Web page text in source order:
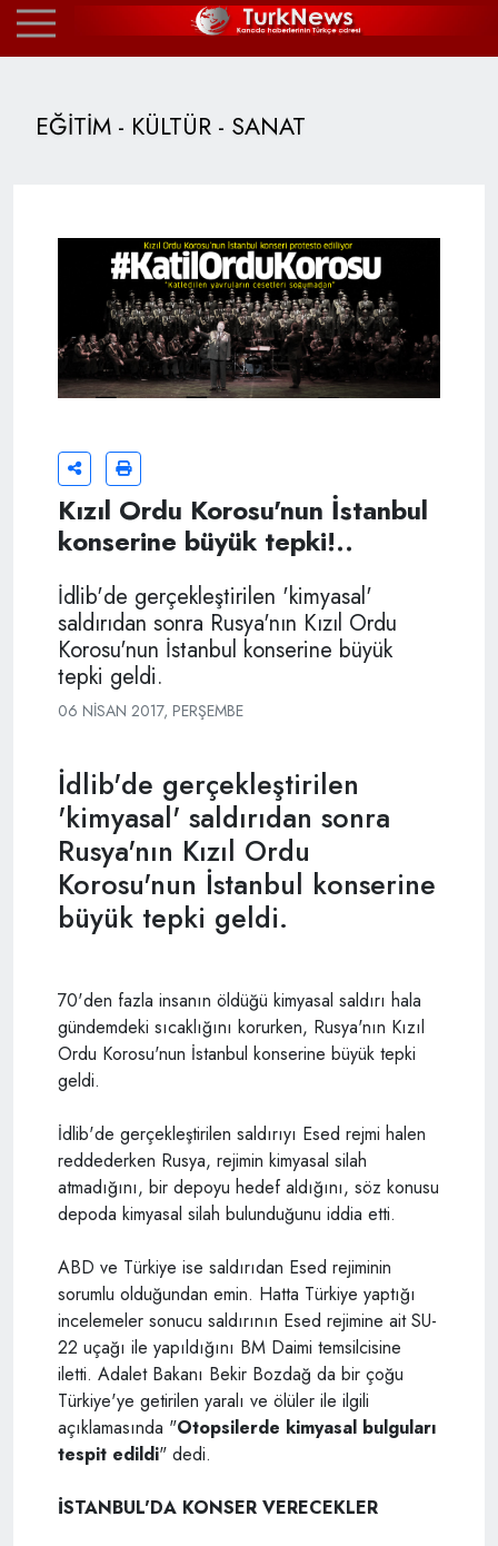
EĞİTİM - KÜLTÜR - SANAT
Kızıl Ordu Korosu'nun İstanbul
konserine büyük tepki!..
İdlib'de gerçekleştirilen 'kimyasal'
saldırıdan sonra Rusya'nın Kızıl Ordu
Korosu'nun İstanbul konserine büyük
tepki geldi.
06 NISAN 2017, PERŞEMBE
İdlib'de gerçekleştirilen
'kimyasal' saldırıdan sonra
Rusya'nın Kızıl Ordu
Korosu'nun İstanbul konserine
büyük tepki geldi.
70'den fazla insanın öldüğü kimyasal saldırı hala
gündemdeki sıcaklığını korurken, Rusya'nın Kızıl
Ordu Korosu'nun İstanbul konserine büyük tepki
geldi.
İdlib'de gerçekleştirilen saldırıyı Esed rejmi halen
reddederken Rusya, rejimin kimyasal silah
atmadığını, bir depoyu hedef aldığını, söz konusu
depoda kimyasal silah bulunduğunu iddia etti.
ABD ve Türkiye ise saldırıdan Esed rejiminin
sorumlu olduğundan emin. Hatta Türkiye yaptığı
incelemeler sonucu saldırının Esed rejimine ait SU-
22 uçağı ile yapıldığını BM Daimi temsilcisine
iletti. Adalet Bakanı Bekir Bozdağ da bir çoğu
Türkiye'ye getirilen yaralı ve ölüler ile ilgili
açıklamasında "Otopsilerde kimyasal bulguları
tespit edildi" dedi.
İSTANBUL'DA KONSER VERECEKLER